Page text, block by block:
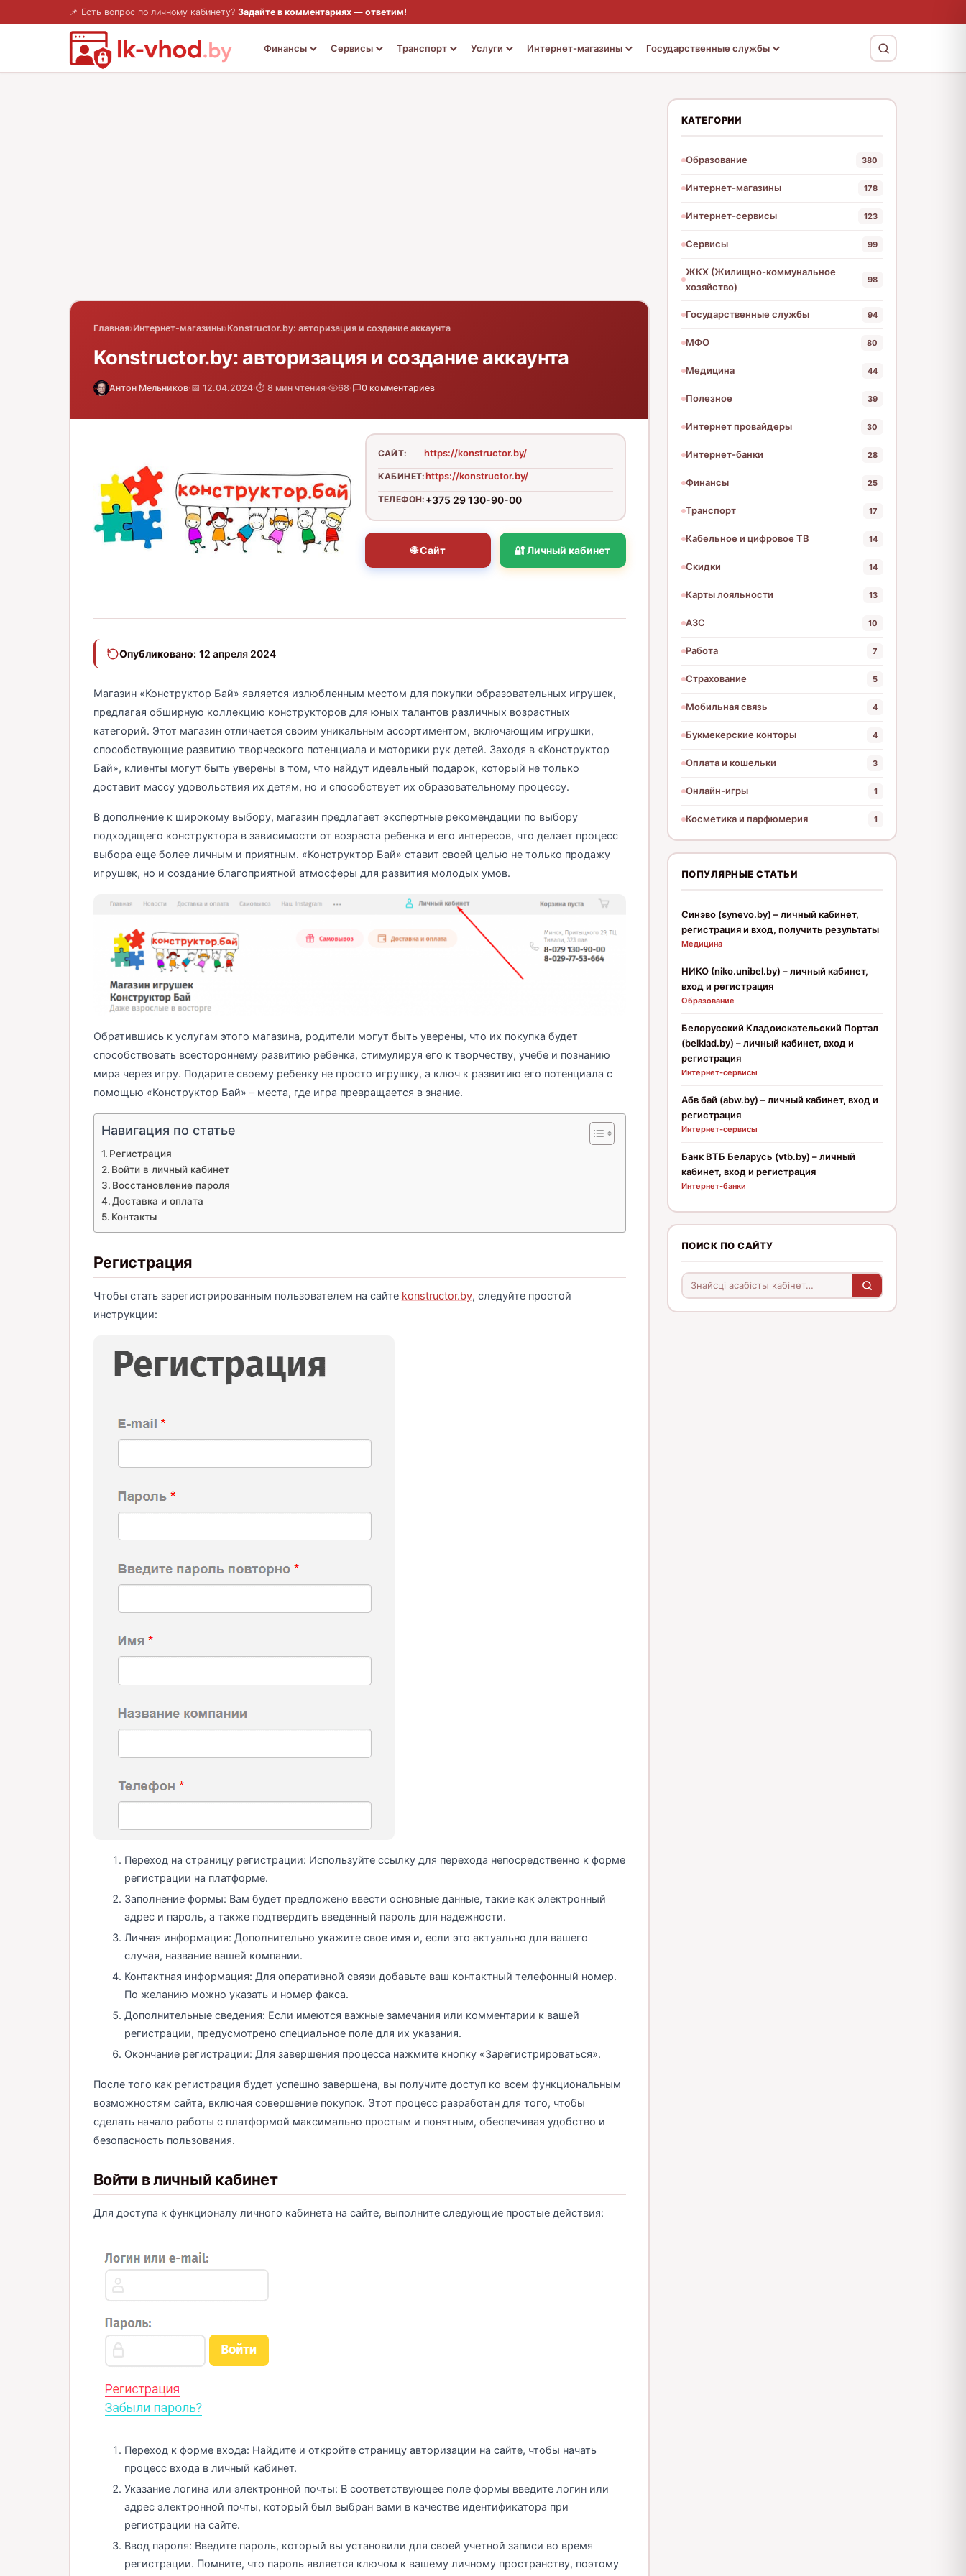
📌 Есть вопрос по личному кабинету? Задайте в комментариях — ответим!
Финансы Сервисы Транспорт Услуги Интернет-магазины Государственные службы
Главная›Интернет-магазины›Konstructor.by: авторизация и создание аккаунта
Konstructor.by: авторизация и создание аккаунта
Антон Мельников· 📅 12.04.2024·⏱️ 8 мин чтения· 68· 0 комментариев
САЙТ: https://konstructor.by/
КАБИНЕТ:https://konstructor.by/
ТЕЛЕФОН: +375 29 130-90-00
🌐 Сайт 🔐 Личный кабинет
Опубликовано: 12 апреля 2024
Магазин «Конструктор Бай» является излюбленным местом для покупки образовательных игрушек,
предлагая обширную коллекцию конструкторов для юных талантов различных возрастных
категорий. Этот магазин отличается своим уникальным ассортиментом, включающим игрушки,
способствующие развитию творческого потенциала и моторики рук детей. Заходя в «Конструктор
Бай», клиенты могут быть уверены в том, что найдут идеальный подарок, который не только
доставит массу удовольствия их детям, но и способствует их образовательному процессу.
В дополнение к широкому выбору, магазин предлагает экспертные рекомендации по выбору
подходящего конструктора в зависимости от возраста ребенка и его интересов, что делает процесс
выбора еще более личным и приятным. «Конструктор Бай» ставит своей целью не только продажу
игрушек, но и создание благоприятной атмосферы для развития молодых умов.
Обратившись к услугам этого магазина, родители могут быть уверены, что их покупка будет
способствовать всестороннему развитию ребенка, стимулируя его к творчеству, учебе и познанию
мира через игру. Подарите своему ребенку не просто игрушку, а ключ к развитию его потенциала с
помощью «Конструктор Бай» – места, где игра превращается в знание.
Навигация по статье
Регистрация
Войти в личный кабинет
Восстановление пароля
Доставка и оплата
Контакты
Регистрация
Чтобы стать зарегистрированным пользователем на сайте konstructor.by, следуйте простой
инструкции:
Переход на страницу регистрации: Используйте ссылку для перехода непосредственно к форме
регистрации на платформе.
Заполнение формы: Вам будет предложено ввести основные данные, такие как электронный
адрес и пароль, а также подтвердить введенный пароль для надежности.
Личная информация: Дополнительно укажите свое имя и, если это актуально для вашего
случая, название вашей компании.
Контактная информация: Для оперативной связи добавьте ваш контактный телефонный номер.
По желанию можно указать и номер факса.
Дополнительные сведения: Если имеются важные замечания или комментарии к вашей
регистрации, предусмотрено специальное поле для их указания.
Окончание регистрации: Для завершения процесса нажмите кнопку «Зарегистрироваться».
После того как регистрация будет успешно завершена, вы получите доступ ко всем функциональным
возможностям сайта, включая совершение покупок. Этот процесс разработан для того, чтобы
сделать начало работы с платформой максимально простым и понятным, обеспечивая удобство и
безопасность пользования.
Войти в личный кабинет
Для доступа к функционалу личного кабинета на сайте, выполните следующие простые действия:
Переход к форме входа: Найдите и откройте страницу авторизации на сайте, чтобы начать
процесс входа в личный кабинет.
Указание логина или электронной почты: В соответствующее поле формы введите логин или
адрес электронной почты, который был выбран вами в качестве идентификатора при
регистрации на сайте.
Ввод пароля: Введите пароль, который вы установили для своей учетной записи во время
регистрации. Помните, что пароль является ключом к вашему личному пространству, поэтому
КАТЕГОРИИ
Образование 380
Интернет-магазины 178
Интернет-сервисы 123
Сервисы 99
ЖКХ (Жилищно-коммунальное
хозяйство)
98
Государственные службы 94
МФО 80
Медицина 44
Полезное 39
Интернет провайдеры 30
Интернет-банки 28
Финансы 25
Транспорт 17
Кабельное и цифровое ТВ 14
Скидки 14
Карты лояльности 13
АЗС 10
Работа 7
Страхование 5
Мобильная связь 4
Букмекерские конторы 4
Оплата и кошельки 3
Онлайн-игры 1
Косметика и парфюмерия 1
ПОПУЛЯРНЫЕ СТАТЬИ
Синэво (synevo.by) – личный кабинет,
регистрация и вход, получить результаты
Медицина
НИКО (niko.unibel.by) – личный кабинет,
вход и регистрация
Образование
Белорусский Кладоискательский Портал
(belklad.by) – личный кабинет, вход и
регистрация
Интернет-сервисы
Абв бай (abw.by) – личный кабинет, вход и
регистрация
Интернет-сервисы
Банк ВТБ Беларусь (vtb.by) – личный
кабинет, вход и регистрация
Интернет-банки
ПОИСК ПО САЙТУ